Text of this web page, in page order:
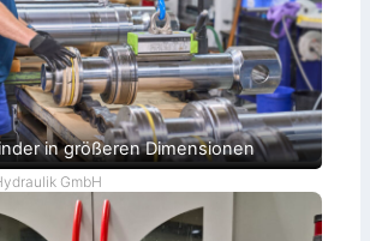
in größeren Dimensionen
GmbH